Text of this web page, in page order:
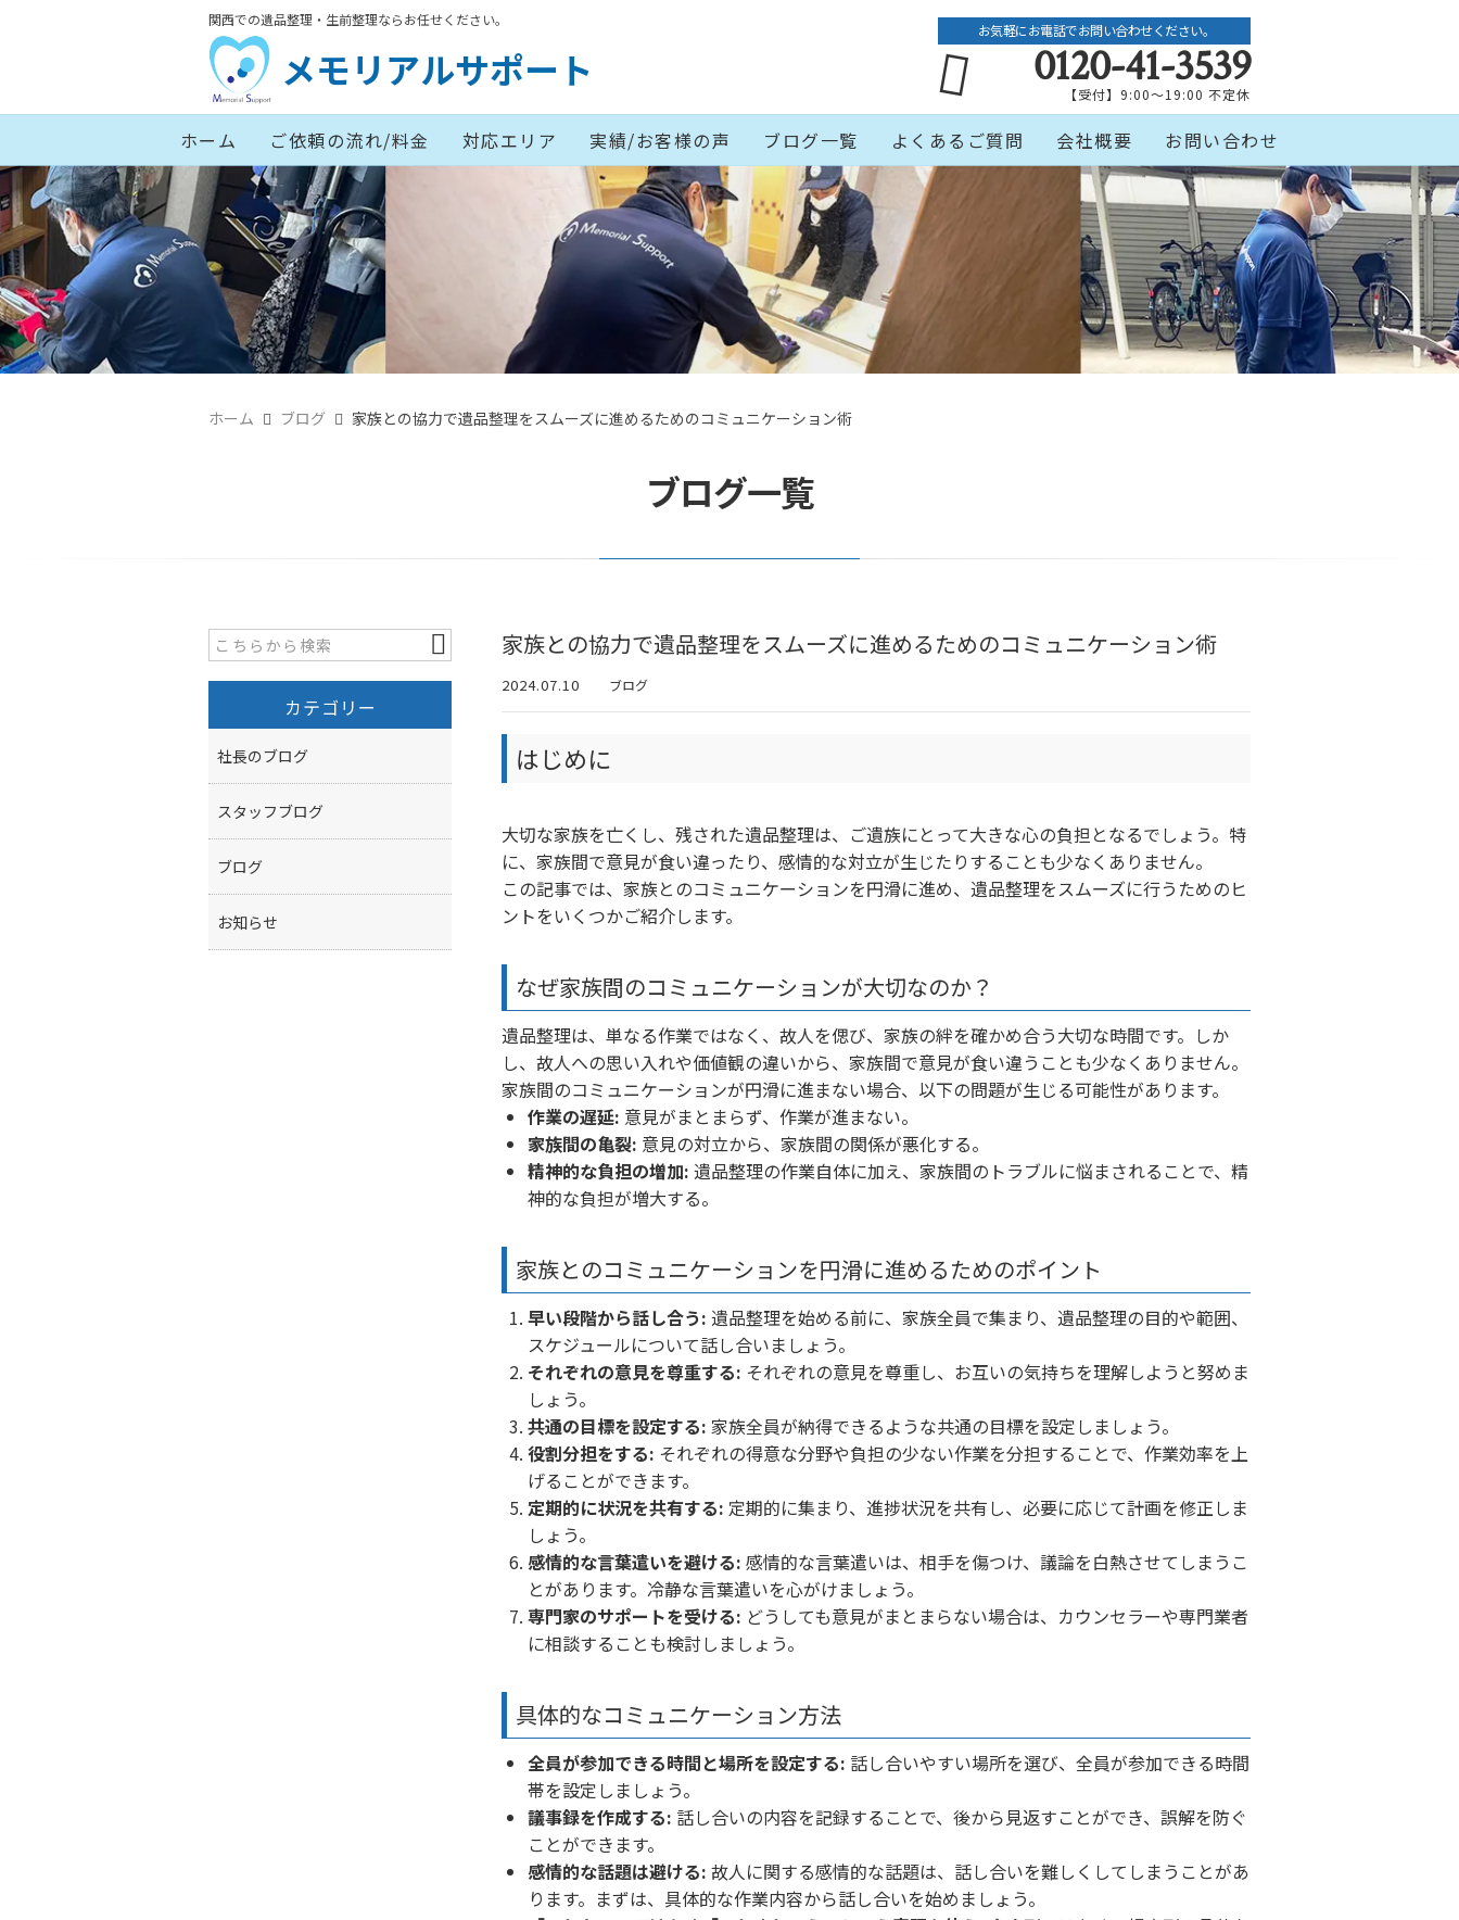
関西での遺品整理・生前整理ならお任せください。
メモリアルサポート
お気軽にお電話でお問い合わせください。
0120-41-3539
【受付】9:00～19:00 不定休
ホーム ご依頼の流れ/料金 対応エリア 実績/お客様の声 ブログ一覧 よくあるご質問 会社概要 お問い合わせ
ホーム ブログ 家族との協力で遺品整理をスムーズに進めるためのコミュニケーション術
ブログ一覧
家族との協力で遺品整理をスムーズに進めるためのコミュニケーション術
2024.07.10 ブログ
はじめに
大切な家族を亡くし、残された遺品整理は、ご遺族にとって大きな心の負担となるでしょう。特
に、家族間で意見が食い違ったり、感情的な対立が生じたりすることも少なくありません。
この記事では、家族とのコミュニケーションを円滑に進め、遺品整理をスムーズに行うためのヒ
ントをいくつかご紹介します。
なぜ家族間のコミュニケーションが大切なのか？
遺品整理は、単なる作業ではなく、故人を偲び、家族の絆を確かめ合う大切な時間です。しか
し、故人への思い入れや価値観の違いから、家族間で意見が食い違うことも少なくありません。
家族間のコミュニケーションが円滑に進まない場合、以下の問題が生じる可能性があります。
作業の遅延: 意見がまとまらず、作業が進まない。
家族間の亀裂: 意見の対立から、家族間の関係が悪化する。
精神的な負担の増加: 遺品整理の作業自体に加え、家族間のトラブルに悩まされることで、精
神的な負担が増大する。
家族とのコミュニケーションを円滑に進めるためのポイント
早い段階から話し合う: 遺品整理を始める前に、家族全員で集まり、遺品整理の目的や範囲、
スケジュールについて話し合いましょう。
それぞれの意見を尊重する: それぞれの意見を尊重し、お互いの気持ちを理解しようと努めま
しょう。
共通の目標を設定する: 家族全員が納得できるような共通の目標を設定しましょう。
役割分担をする: それぞれの得意な分野や負担の少ない作業を分担することで、作業効率を上
げることができます。
定期的に状況を共有する: 定期的に集まり、進捗状況を共有し、必要に応じて計画を修正しま
しょう。
感情的な言葉遣いを避ける: 感情的な言葉遣いは、相手を傷つけ、議論を白熱させてしまうこ
とがあります。冷静な言葉遣いを心がけましょう。
専門家のサポートを受ける: どうしても意見がまとまらない場合は、カウンセラーや専門業者
に相談することも検討しましょう。
具体的なコミュニケーション方法
全員が参加できる時間と場所を設定する: 話し合いやすい場所を選び、全員が参加できる時間
帯を設定しましょう。
議事録を作成する: 話し合いの内容を記録することで、後から見返すことができ、誤解を防ぐ
ことができます。
感情的な話題は避ける: 故人に関する感情的な話題は、話し合いを難しくしてしまうことがあ
ります。まずは、具体的な作業内容から話し合いを始めましょう。
カテゴリー
社長のブログ
スタッフブログ
ブログ
お知らせ